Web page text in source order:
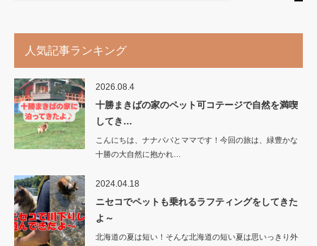
人気記事ランキング
2026.08.4
十勝まきばの家のペット可コテージで自然を満喫
してき…
こんにちは、ナナパパとママです！今回の旅は、緑豊かな
十勝の大自然に抱かれ…
2024.04.18
ニセコでペットも乗れるラフティングをしてきた
よ～
北海道の夏は短い！そんな北海道の短い夏は思いっきり外